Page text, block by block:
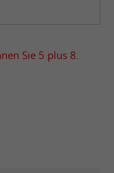
Sie 5 plus 8.